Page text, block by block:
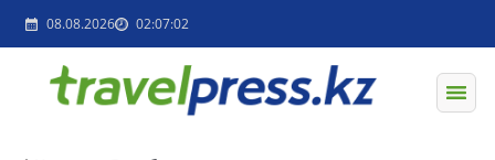
ПОДПИСКА НА НОВОСТИ
Разрешите отправлять Вам
уведомления о важных новостях.
08.08.2026 02:07:02